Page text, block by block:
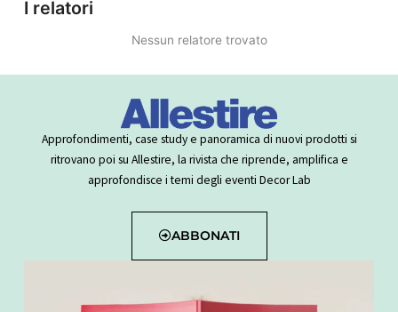
I relatori
Nessun relatore trovato
Approfondimenti, case study e panoramica di nuovi prodotti si
ritrovano poi su Allestire, la rivista che riprende, amplifica e
approfondisce i temi degli eventi Decor Lab
ABBONATI